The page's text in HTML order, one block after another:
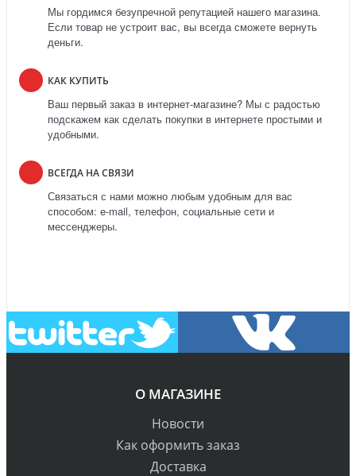
Мы гордимся безупречной репутацией нашего магазина.
Если товар не устроит вас, вы всегда сможете вернуть
деньги.
КАК КУПИТЬ
Ваш первый заказ в интернет-магазине? Мы с радостью
подскажем как сделать покупки в интернете простыми и
удобными.
ВСЕГДА НА СВЯЗИ
Связаться с нами можно любым удобным для вас
способом: e-mail, телефон, социальные сети и
мессенджеры.
О МАГАЗИНЕ
Новости
Как оформить заказ
Доставка